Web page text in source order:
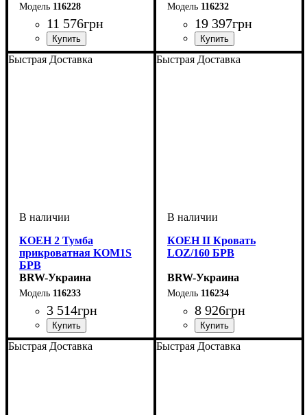
116228
11 576грн
ширина, мм: 585
высота, мм: 2005
глубина, мм: 400
116232
19 397грн
ширина, мм: 1635
высота, мм: 2080
глубина, мм: 565
Быстрая Доставка
КОЕН 2 Тумба
прикроватная KOM1S
БРВ
BRW-Украина
116233
3 514грн
ширина, мм: 445
высота, мм: 585
глубина, мм: 400
Быстрая Доставка
КОЕН II Кровать
LOZ/160 БРВ
BRW-Украина
116234
8 926грн
ширина, мм: 1650
высота, мм: 425-755
глубина, мм: 2055
Быстрая Доставка Быстрая Доставка